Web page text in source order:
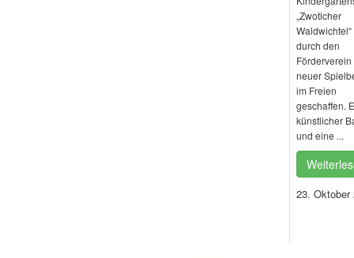
„Zwoticher
durch den
Förderverein
neuer
im Freien
geschaffen.
künstlicher
und eine ...
23. Oktober